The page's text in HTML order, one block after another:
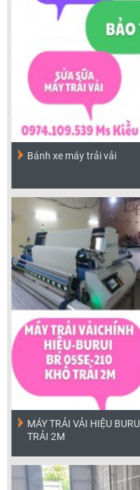
Bánh xe máy trải vải
MÁY TRẢI VẢI HIỆU
TRẢI 2M